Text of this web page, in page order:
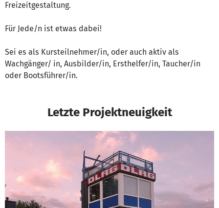
Freizeitgestaltung.
Für Jede/n ist etwas dabei!
Sei es als Kursteilnehmer/in, oder auch aktiv als
Wachgänger/ in, Ausbilder/in, Ersthelfer/in, Taucher/in
oder Bootsführer/in.
Letzte Projektneuigkeit